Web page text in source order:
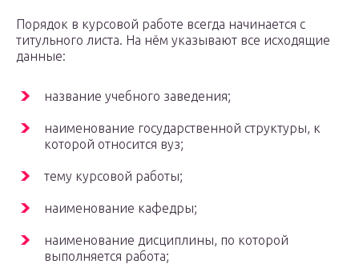
Порядок в курсовой работе всегда начинается с
титульного листа. На нём указывают все исходящие
данные:
название учебного заведения;
наименование государственной структуры, к
которой относится вуз;
тему курсовой работы;
наименование кафедры;
наименование дисциплины, по которой
выполняется работа;